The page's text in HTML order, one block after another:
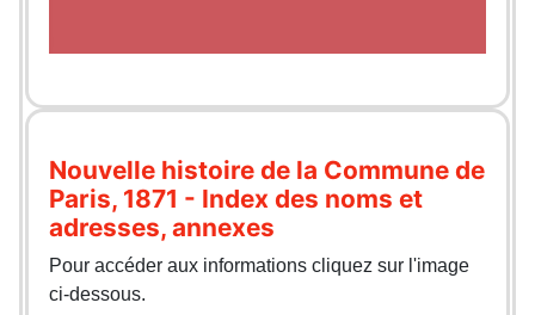
Nouvelle histoire de la Commune de
Paris, 1871 - Index des noms et
adresses, annexes
Pour accéder aux informations cliquez sur l'image
ci-dessous.